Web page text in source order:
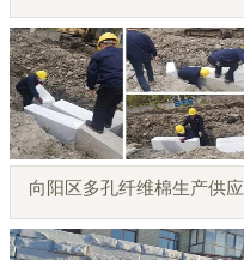
向阳区多孔纤维棉生产供应